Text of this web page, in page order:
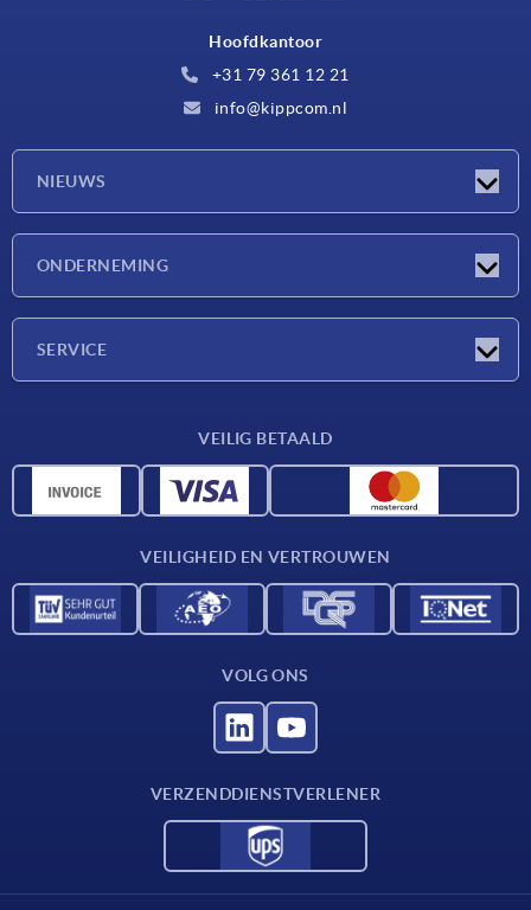
Hoofdkantoor
+31 79 361 12 21
info@kippcom.nl
NIEUWS
ONDERNEMING
SERVICE
CAD-gegevens
VEILIG BETAALD
VEILIGHEID EN VERTROUWEN
VOLG ONS
VERZENDDIENSTVERLENER